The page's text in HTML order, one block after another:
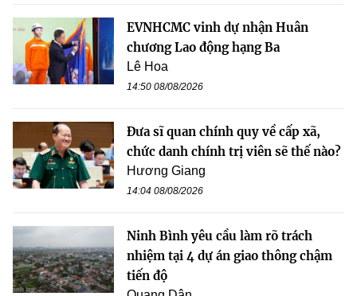
EVNHCMC vinh dự nhận Huân
chương Lao động hạng Ba
Lê Hoa
14:50 08/08/2026
Đưa sĩ quan chính quy về cấp xã,
chức danh chính trị viên sẽ thế nào?
Hương Giang
14:04 08/08/2026
Ninh Bình yêu cầu làm rõ trách
nhiệm tại 4 dự án giao thông chậm
tiến độ